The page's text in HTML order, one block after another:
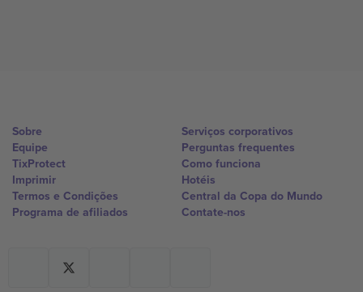
Sobre
Equipe
TixProtect
Imprimir
Termos e Condições
Programa de afiliados
Serviços corporativos
Perguntas frequentes
Como funciona
Hotéis
Central da Copa do Mundo
Contate-nos